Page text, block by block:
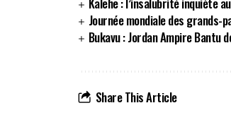
Journée mondiale des
Bukavu : Jordan Ampire
Share This Article